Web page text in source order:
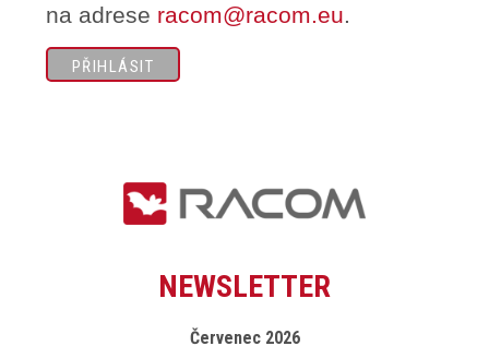
na adrese racom@racom.eu.
NEWSLETTER
Červenec 2026